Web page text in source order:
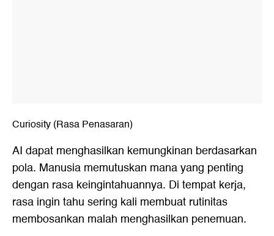
Curiosity (Rasa Penasaran)
AI dapat menghasilkan kemungkinan berdasarkan
pola. Manusia memutuskan mana yang penting
dengan rasa keingintahuannya. Di tempat kerja,
rasa ingin tahu sering kali membuat rutinitas
membosankan malah menghasilkan penemuan.